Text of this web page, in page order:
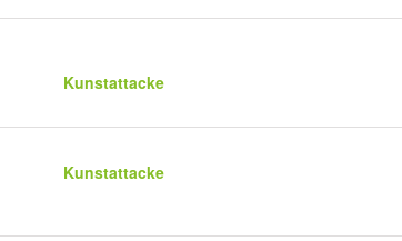
Kunstattacke
Kunstattacke